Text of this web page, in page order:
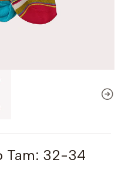
Tam: 32-34